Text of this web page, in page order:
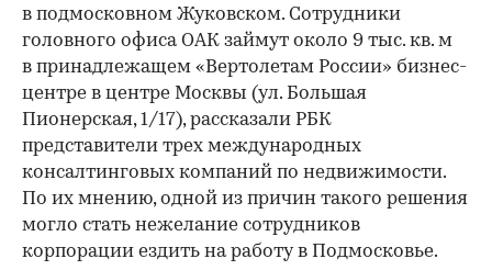
в подмосковном Жуковском. Сотрудники
головного офиса ОАК займут около 9 тыс. кв. м
в принадлежащем «Вертолетам России» бизнес-
центре в центре Москвы (ул. Большая
Пионерская, 1/17), рассказали РБК
представители трех международных
консалтинговых компаний по недвижимости.
По их мнению, одной из причин такого решения
могло стать нежелание сотрудников
корпорации ездить на работу в Подмосковье.